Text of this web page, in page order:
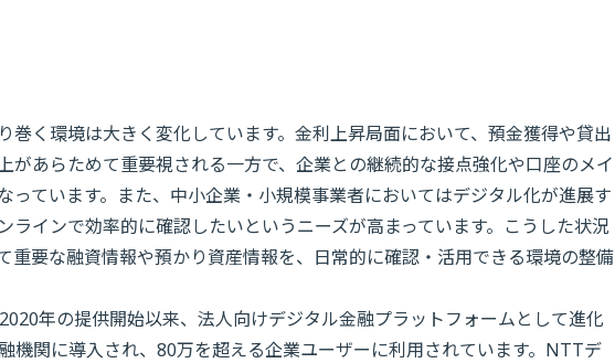
巻く環境は大きく変化しています。金利上昇局面において、預金獲得や貸出
があらためて重要視される一方で、企業との継続的な接点強化や口座のメイ
っています。また、中小企業・小規模事業者においてはデジタル化が進展す
ラインで効率的に確認したいというニーズが高まっています。こうした状況
重要な融資情報や預かり資産情報を、日常的に確認・活用できる環境の整備
年の提供開始以来、法人向けデジタル金融プラットフォームとして進化
機関に導入され、80万を超える企業ユーザーに利用されています。NTTデ